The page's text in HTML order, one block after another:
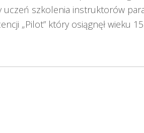
szkolenia instruktorów
„Pilot” który osiągnęł wieku